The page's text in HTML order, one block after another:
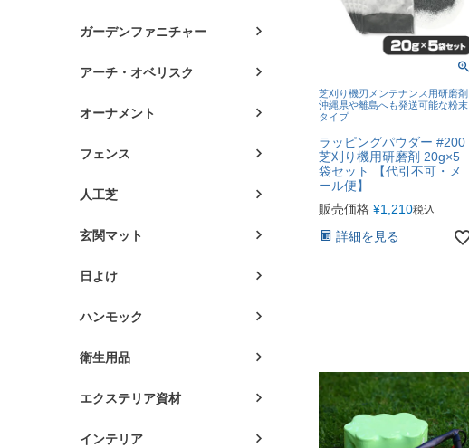
ガーデンファニチャー
アーチ・オベリスク
オーナメント
フェンス
人工芝
玄関マット
日よけ
ハンモック
衛生用品
エクステリア資材
インテリア
芝刈り機刃メンテナンス用研磨剤
沖縄県や離島へも発送可能な粉末
タイプ
ラッピングパウダー #200
芝刈り機用研磨剤 20g×5
袋セット 【代引不可・メ
ール便】
販売価格 ¥1,210税込
詳細を見る